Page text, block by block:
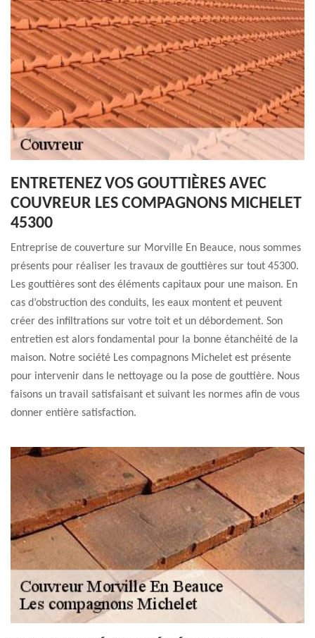
ENTRETENEZ VOS GOUTTIÈRES AVEC
COUVREUR LES COMPAGNONS MICHELET
45300
Entreprise de couverture sur Morville En Beauce, nous sommes
présents pour réaliser les travaux de gouttières sur tout 45300.
Les gouttières sont des éléments capitaux pour une maison. En
cas d’obstruction des conduits, les eaux montent et peuvent
créer des infiltrations sur votre toit et un débordement. Son
entretien est alors fondamental pour la bonne étanchéité de la
maison. Notre société Les compagnons Michelet est présente
pour intervenir dans le nettoyage ou la pose de gouttière. Nous
faisons un travail satisfaisant et suivant les normes afin de vous
donner entière satisfaction.